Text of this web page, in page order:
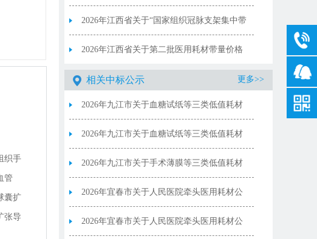
织手
管
囊扩
张导
球囊等12批医用耗材集采中选产品信息公布
表
2026年江西省关于“国家组织冠脉支架集中带
量采购”第二轮接续采购中选供应清单
2026年江西省关于第二批医用耗材带量价格
联动采购企业确认产品清单
相关中标公示 更多>>
2026年九江市关于血糖试纸等三类低值耗材
集采产品填报列表(耗材）
2026年九江市关于血糖试纸等三类低值耗材
集采产品填报列表(试剂）
2026年九江市关于手术薄膜等三类低值耗材
集采产品填报列表
2026年宜春市关于人民医院牵头医用耗材公
立医疗机构联盟集中带量采购协议量明细表
2026年宜春市关于人民医院牵头医用耗材公